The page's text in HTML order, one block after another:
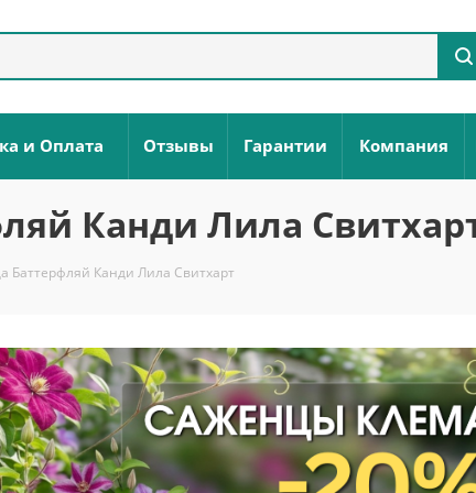
и Оплата Отзывы Гарантии Компания
Канди Лила
Баттерфляй Канди Лила Свитхарт